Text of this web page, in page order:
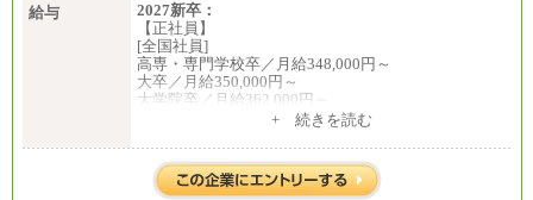
給与
2027新卒：
【正社員】
[全国社員]
高専・専門学校卒／月給348,000円～
大卒／月給350,000円～
大学院卒／月給362,000円～
[地域社員]月給295,000円～
【正社員】
[全国社員]月給348,000円～
[地域社員]月給295,000円～
+ 続きを読む